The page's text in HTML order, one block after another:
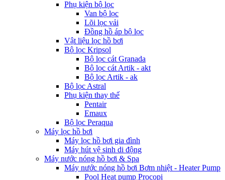
Phụ kiện bộ lọc
Van bộ lọc
Lõi lọc vải
Đồng hồ áp bộ lọc
Vật liệu lọc hồ bơi
Bộ lọc Kripsol
Bộ lọc cát Granada
Bộ lọc cát Artik - akt
Bộ lọc Artik - ak
Bộ lọc Astral
Phụ kiện thay thế
Pentair
Emaux
Bộ lọc Peraqua
Máy lọc hồ bơi
Máy lọc hồ bơi gia đình
Máy hút vệ sinh di động
Máy nước nóng hồ bơi & Spa
Máy nước nóng hồ bơi Bơm nhiệt - Heater Pump
Pool Heat pump Procopi